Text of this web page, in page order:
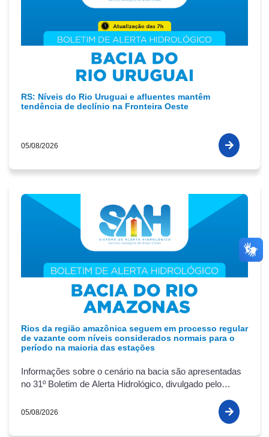
RS: Níveis do Rio Uruguai e afluentes mantêm
tendência de declínio na Fronteira Oeste
05/08/2026
Rios da região amazônica seguem em processo regular
de vazante com níveis considerados normais para o
período na maioria das estações
Informações sobre o cenário na bacia são apresentadas
no 31º Boletim de Alerta Hidrológico, divulgado pelo
(04/08).
05/08/2026